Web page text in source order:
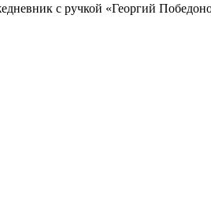
с ручкой «Георгий